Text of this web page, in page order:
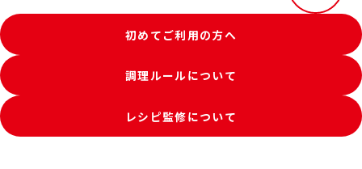
初めてご利用の方へ
調理ルールについて
レシピ監修について